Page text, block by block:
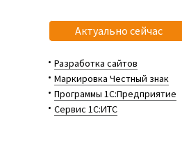
Актуально сейчас
Разработка сайтов
Маркировка Честный знак
Программы 1С:Предприятие
Сервис 1С:ИТС